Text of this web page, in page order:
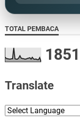
TOTAL PEMBACA
1851
Translate